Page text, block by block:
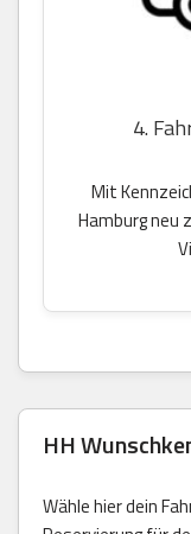
4.
Mit
Hamburg neu
HH
Wähle hier dein